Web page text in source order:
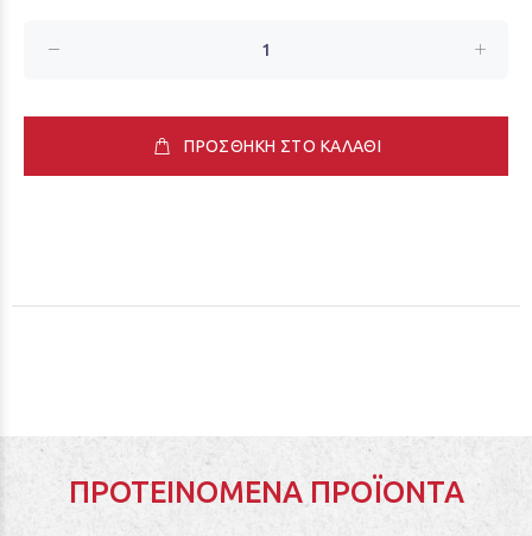
ΠΡΟΣΘΗΚΗ ΣΤΟ ΚΑΛΑΘΙ
ΠΡΟΤΕΙΝΌΜΕΝΑ ΠΡΟΪΌΝΤΑ